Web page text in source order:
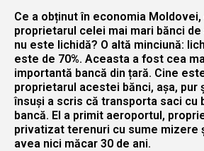
Ce a obținut în economia
proprietarul celei mai mari bănci
nu este lichidă? O altă minciună:
este de 70%. Aceasta a fost cea
importantă bancă din țară. Cine
proprietarul acestei bănci, așa, pur
însuși a scris că transporta saci cu
bancă. El a primit aeroportul,
privatizat terenuri cu sume mizere
avea nici măcar 30 de ani.